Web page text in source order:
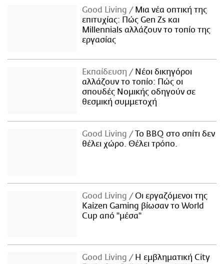
Good Living
Μια νέα οπτική της
επιτυχίας: Πώς Gen Zs και
Millennials αλλάζουν το τοπίο της
εργασίας
Εκπαίδευση
Νέοι δικηγόροι
αλλάζουν το τοπίο: Πώς οι
σπουδές Νομικής οδηγούν σε
θεσμική συμμετοχή
Good Living
Το BBQ στο σπίτι δεν
θέλει χώρο. Θέλει τρόπο.
Good Living
Οι εργαζόμενοι της
Kaizen Gaming βίωσαν το World
Cup από "μέσα"
Good Living
Η εμβληματική City